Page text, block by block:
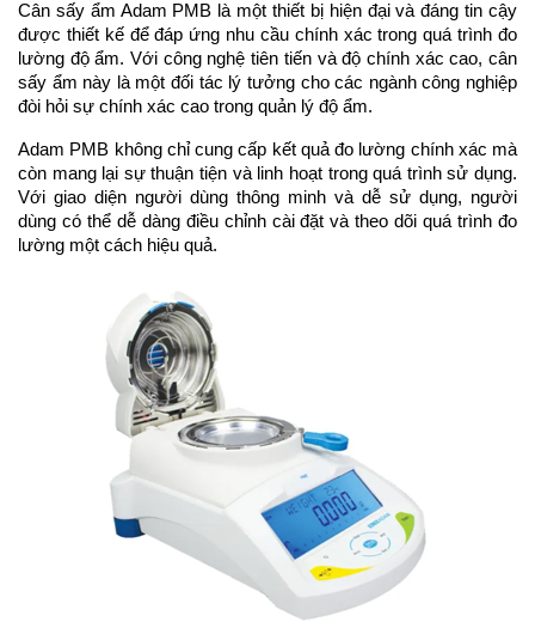
Cân sấy ẩm Adam PMB là một thiết bị hiện đại và đáng tin cậy
được thiết kế để đáp ứng nhu cầu chính xác trong quá trình đo
lường độ ẩm. Với công nghệ tiên tiến và độ chính xác cao, cân
sấy ẩm này là một đối tác lý tưởng cho các ngành công nghiệp
đòi hỏi sự chính xác cao trong quản lý độ ẩm.
Adam PMB không chỉ cung cấp kết quả đo lường chính xác mà
còn mang lại sự thuận tiện và linh hoạt trong quá trình sử dụng.
Với giao diện người dùng thông minh và dễ sử dụng, người
dùng có thể dễ dàng điều chỉnh cài đặt và theo dõi quá trình đo
lường một cách hiệu quả.